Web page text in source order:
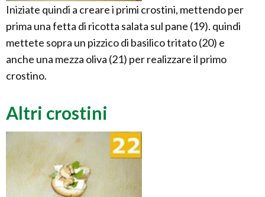
Iniziate quindi a creare i primi crostini, mettendo per
prima una fetta di ricotta salata sul pane (19). quindi
mettete sopra un pizzico di basilico tritato (20) e
anche una mezza oliva (21) per realizzare il primo
crostino.
Altri crostini